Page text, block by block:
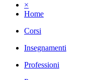
×
Home
Corsi
Insegnamenti
Professioni